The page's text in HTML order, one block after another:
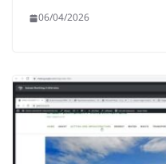
06/04/2026